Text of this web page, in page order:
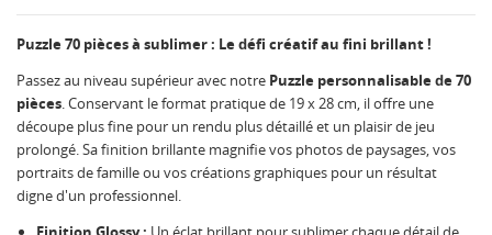
Puzzle 70 pièces à sublimer : Le défi créatif au fini brillant !
Passez au niveau supérieur avec notre Puzzle personnalisable de 70
pièces. Conservant le format pratique de 19 x 28 cm, il offre une
découpe plus fine pour un rendu plus détaillé et un plaisir de jeu
prolongé. Sa finition brillante magnifie vos photos de paysages, vos
portraits de famille ou vos créations graphiques pour un résultat
digne d'un professionnel.